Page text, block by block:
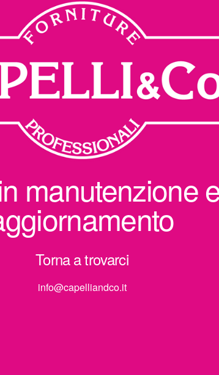
manutenzione
Torna a trovarci
info@capelliandco.it